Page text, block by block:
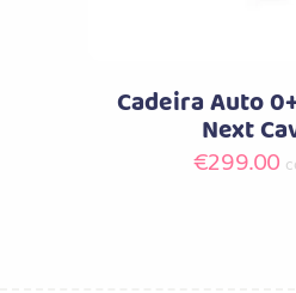
Cadeira Auto
Next
€299.00